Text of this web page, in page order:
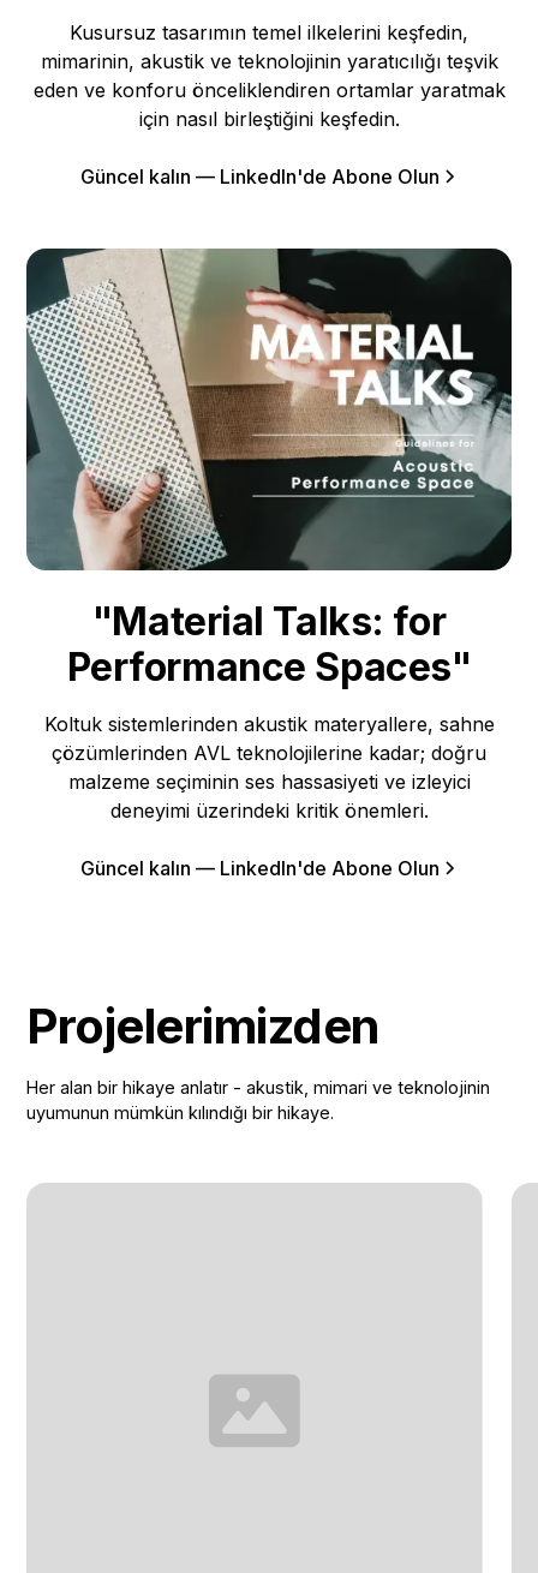
Kusursuz tasarımın temel ilkelerini keşfedin,
mimarinin, akustik ve teknolojinin yaratıcılığı teşvik
eden ve konforu önceliklendiren ortamlar yaratmak
için nasıl birleştiğini keşfedin.
Güncel kalın — LinkedIn'de Abone Olun
"Material Talks: for
Performance Spaces"
Koltuk sistemlerinden akustik materyallere, sahne
çözümlerinden AVL teknolojilerine kadar; doğru
malzeme seçiminin ses hassasiyeti ve izleyici
deneyimi üzerindeki kritik önemleri.
Güncel kalın — LinkedIn'de Abone Olun
Projelerimizden
Her alan bir hikaye anlatır - akustik, mimari ve teknolojinin
uyumunun mümkün kılındığı bir hikaye.